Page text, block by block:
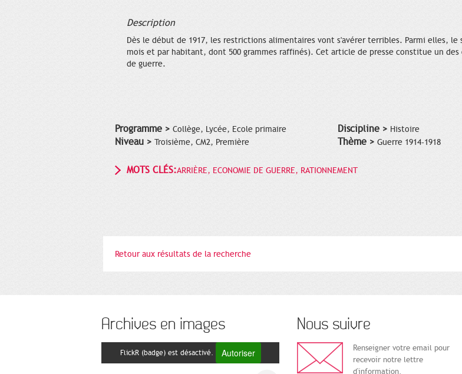
Description
Dès le début de 1917, les restrictions alimentaires vont s'avérer terribles. Parmi elles, le
mois et par habitant, dont 500 grammes raffinés). Cet article de presse constitue un
de guerre.
Programme > Collège, Lycée, Ecole primaire
Niveau > Troisième, CM2, Première
Discipline > Histoire
Thème > Guerre 1914-1918
MOTS CLÉS:ARRIÈRE, ECONOMIE DE GUERRE, RATIONNEMENT
Retour aux résultats de la recherche
Archives en images
FlickR (badge) est désactivé. Autoriser
Nous suivre
Renseigner votre email pour
recevoir notre lettre
d'information.